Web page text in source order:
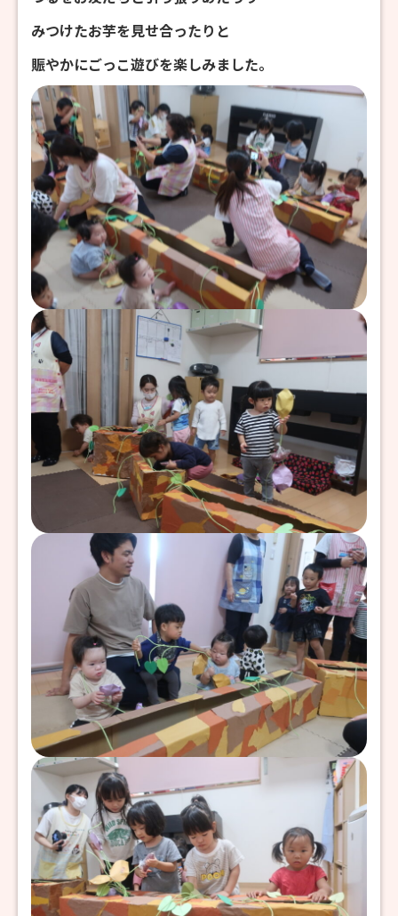
みつけたお芋を見せ合ったりと
賑やかにごっこ遊びを楽しみました。